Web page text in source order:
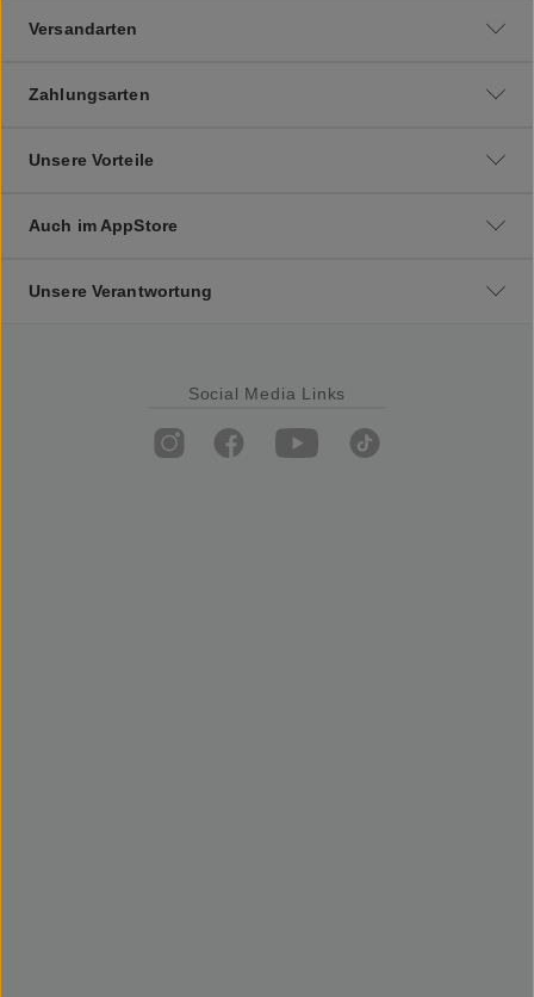
Versandarten
Zahlungsarten
Unsere Vorteile
Auch im AppStore
Unsere Verantwortung
Social Media Links